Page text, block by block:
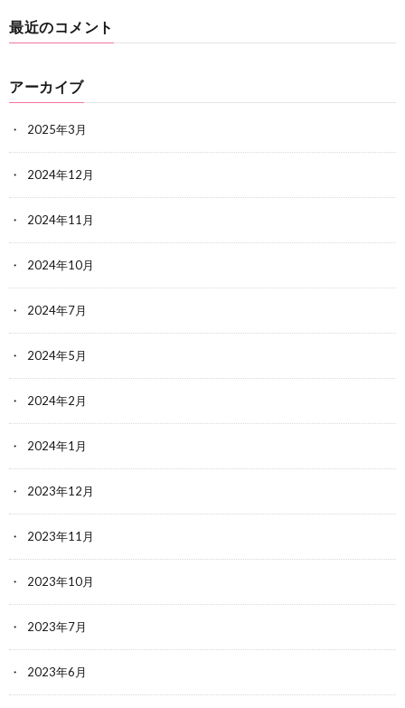
最近のコメント
アーカイブ
2025年3月
2024年12月
2024年11月
2024年10月
2024年7月
2024年5月
2024年2月
2024年1月
2023年12月
2023年11月
2023年10月
2023年7月
2023年6月